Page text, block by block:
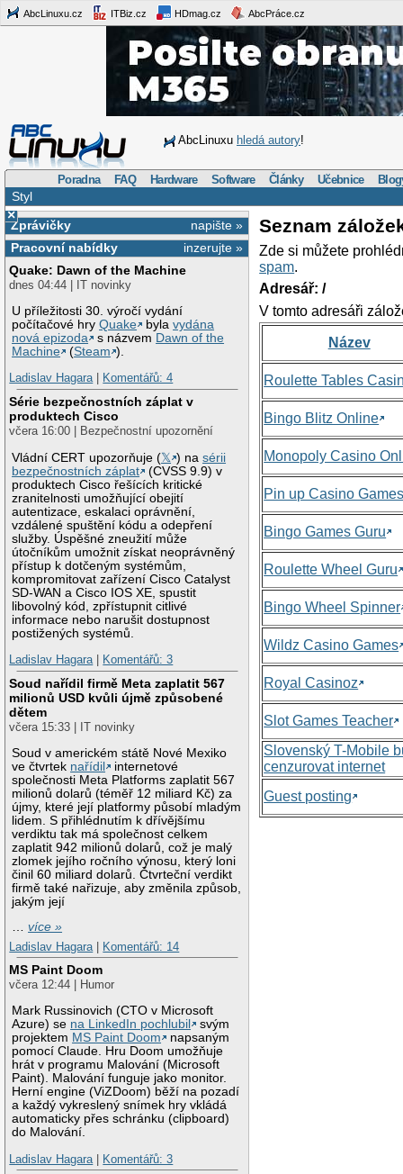
AbcLinuxu.cz ITBiz.cz HDmag.cz AbcPráce.cz
AbcLinuxu hledá autory!
Poradna FAQ Hardware Software Články Učebnice
Styl
×
napište »
Zprávičky
inzerujte »
Pracovní nabídky
Quake: Dawn of the Machine
dnes 04:44 | IT novinky
U příležitosti 30. výročí vydání
počítačové hryQuake bylavydána
nová epizoda
s názvem Dawn of the
Machine
(Steam ).
Ladislav Hagara| Komentářů: 4
Série bezpečnostních záplat v
produktech Cisco
včera 16:00 | Bezpečnostní upozornění
Vládní CERT upozorňuje (𝕏 ) nasérii
bezpečnostních záplat
(CVSS 9.9) v
produktech Cisco řešících kritické
zranitelnosti umožňující obejití
autentizace, eskalaci oprávnění,
vzdálené spuštění kódu a odepření
služby. Úspěšné zneužití může
útočníkům umožnit získat neoprávněný
přístup k dotčeným systémům,
kompromitovat zařízení Cisco Catalyst
SD-WAN a Cisco IOS XE, spustit
libovolný kód, zpřístupnit citlivé
informace nebo narušit dostupnost
postižených systémů.
Ladislav Hagara| Komentářů: 3
Soud nařídil firmě Meta zaplatit 567
milionů USD kvůli újmě způsobené
dětem
včera 15:33 | IT novinky
Soud v americkém státě Nové Mexiko
ve čtvrtek nařídil
internetové
společnosti Meta Platforms zaplatit 567
milionů dolarů (téměř 12 miliard Kč) za
újmy, které její platformy působí mladým
lidem. S přihlédnutím k dřívějšímu
verdiktu tak má společnost celkem
zaplatit 942 milionů dolarů, což je malý
zlomek jejího ročního výnosu, který loni
činil 60 miliard dolarů. Čtvrteční verdikt
firmě také nařizuje, aby změnila způsob,
jakým její
…více »
Ladislav Hagara
Komentářů: 14
MS Paint Doom
včera 12:44 | Humor
Mark Russinovich (CTO v Microsoft
Azure) se na LinkedIn pochlubil
svým
projektem MS Paint Doom
napsaným
pomocí Claude. Hru Doom umožňuje
hrát v programu Malování (Microsoft
Paint). Malování funguje jako monitor.
Herní engine (ViZDoom) běží na pozadí
a každý vykreslený snímek hry vkládá
automaticky přes schránku (clipboard)
do Malování.
Ladislav Hagara
Komentářů: 3
Seznam
Zde si můžete
spam.
Adresář: /
V tomto adresáři
Název
Roulette Tables
Bingo Blitz Online
Monopoly Casino
Pin up Casino
Bingo Games Guru
Roulette Wheel Guru
Bingo Wheel Spinner
Wildz Casino Games
Royal Casinoz
Slot Games Teacher
Slovenský T-Mobile
cenzurovat internet
Guest posting